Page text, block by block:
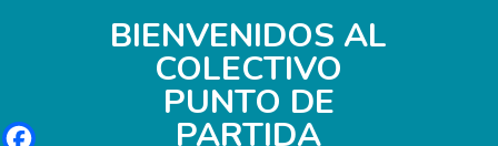
BIENVENIDOS AL
COLECTIVO
PUNTO DE
PARTIDA